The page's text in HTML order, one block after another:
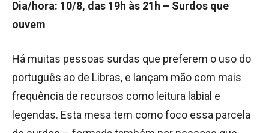
Dia/hora: 10/8, das 19h às 21h – Surdos que
ouvem
Há muitas pessoas surdas que preferem o uso do
português ao de Libras, e lançam mão com mais
frequência de recursos como leitura labial e
legendas. Esta mesa tem como foco essa parcela